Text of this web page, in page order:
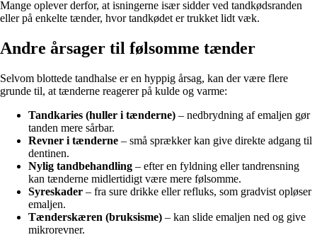
Mange oplever derfor, at isningerne især sidder ved tandkødsranden
eller på enkelte tænder, hvor tandkødet er trukket lidt væk.
Andre årsager til følsomme tænder
Selvom blottede tandhalse er en hyppig årsag, kan der være flere
grunde til, at tænderne reagerer på kulde og varme:
Tandkaries (huller i tænderne) – nedbrydning af emaljen gør
tanden mere sårbar.
Revner i tænderne – små sprækker kan give direkte adgang til
dentinen.
Nylig tandbehandling – efter en fyldning eller tandrensning
kan tænderne midlertidigt være mere følsomme.
Syreskader – fra sure drikke eller refluks, som gradvist opløser
emaljen.
Tænderskæren (bruksisme) – kan slide emaljen ned og give
mikrorevner.